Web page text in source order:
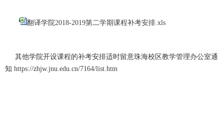
翻译学院2018-2019第二学期课程补考安排.xls
其他学院开设课程的补考安排适时留意珠海校区教学管理办公室通
知 https://zhjw.jnu.edu.cn/7164/list.htm